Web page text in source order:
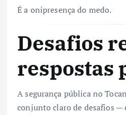
É a onipresença do medo.
Desafios
respostas
A segurança pública no
conjunto claro de desafios —